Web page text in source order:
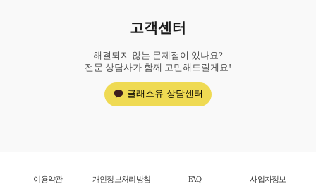
고객센터
해결되지 않는 문제점이 있나요?
전문 상담사가 함께 고민해드릴게요!
클래스유 상담센터
이용약관 개인정보처리방침 FAQ 사업자정보